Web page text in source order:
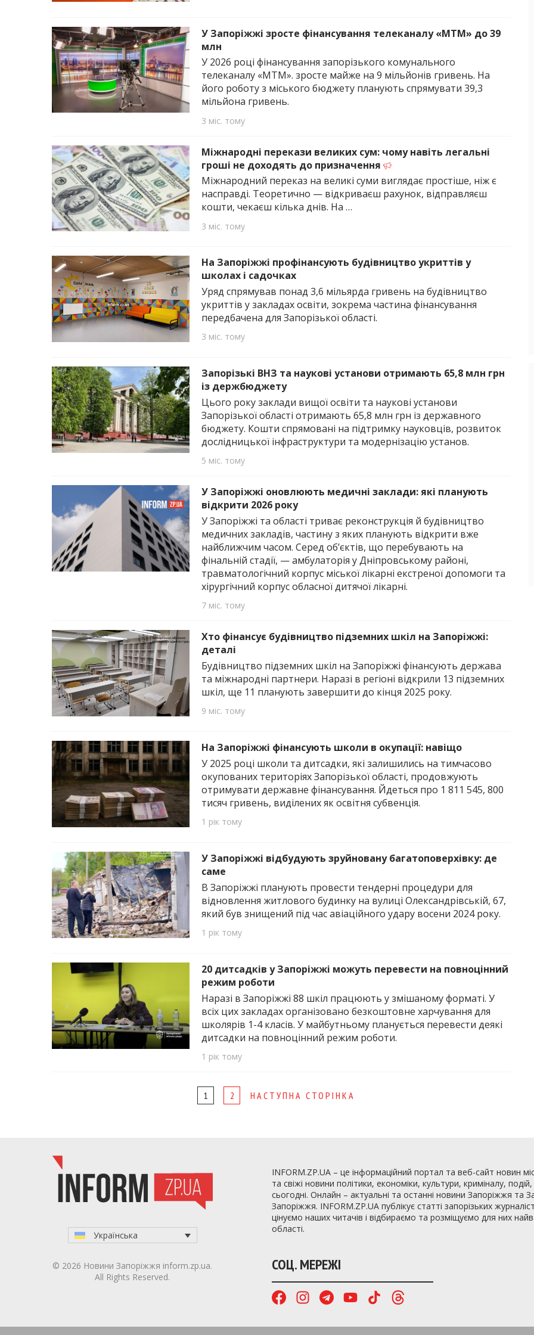
У Запоріжжі зросте фінансування телеканалу «МТМ» до 39
млн
У 2026 році фінансування запорізького комунального
телеканалу «МТМ». зросте майже на 9 мільйонів гривень. На
його роботу з міського бюджету планують спрямувати 39,3
мільйона гривень.
3 міс. тому
Міжнародні перекази великих сум: чому навіть легальні
гроші не доходять до призначення
Міжнародний переказ на великі суми виглядає простіше, ніж є
насправді. Теоретично — відкриваєш рахунок, відправляєш
кошти, чекаєш кілька днів. На …
3 міс. тому
На Запоріжжі профінансують будівництво укриттів у
школах і садочках
Уряд спрямував понад 3,6 мільярда гривень на будівництво
укриттів у закладах освіти, зокрема частина фінансування
передбачена для Запорізької області.
3 міс. тому
Запорізькі ВНЗ та наукові установи отримають 65,8 млн грн
із держбюджету
Цього року заклади вищої освіти та наукові установи
Запорізької області отримають 65,8 млн грн із державного
бюджету. Кошти спрямовані на підтримку науковців, розвиток
дослідницької інфраструктури та модернізацію установ.
5 міс. тому
У Запоріжжі оновлюють медичні заклади: які планують
відкрити 2026 року
У Запоріжжі та області триває реконструкція й будівництво
медичних закладів, частину з яких планують відкрити вже
найближчим часом. Серед об’єктів, що перебувають на
фінальній стадії, — амбулаторія у Дніпровському районі,
травматологічний корпус міської лікарні екстреної допомоги та
хірургічний корпус обласної дитячої лікарні.
7 міс. тому
Хто фінансує будівництво підземних шкіл на Запоріжжі:
деталі
Будівництво підземних шкіл на Запоріжжі фінансують держава
та міжнародні партнери. Наразі в регіоні відкрили 13 підземних
шкіл, ще 11 планують завершити до кінця 2025 року.
9 міс. тому
На Запоріжжі фінансують школи в окупації: навіщо
У 2025 році школи та дитсадки, які залишились на тимчасово
окупованих територіях Запорізької області, продовжують
отримувати державне фінансування. Йдеться про 1 811 545, 800
тисяч гривень, виділених як освітня субвенція.
1 рік тому
У Запоріжжі відбудують зруйновану багатоповерхівку: де
саме
В Запоріжжі планують провести тендерні процедури для
відновлення житлового будинку на вулиці Олександрівській, 67,
який був знищений під час авіаційного удару восени 2024 року.
1 рік тому
20 дитсадків у Запоріжжі можуть перевести на повноцінний
режим роботи
Наразі в Запоріжжі 88 шкіл працюють у змішаному форматі. У
всіх цих закладах організовано безкоштовне харчування для
школярів 1-4 класів. У майбутньому планується перевести деякі
дитсадки на повноцінний режим роботи.
1 рік тому
1 2 НАСТУПНА СТОРІНКА
INFORM.ZP.UA – це інформаційний портал та веб-сайт новин
та свіжі новини політики, економіки, культури, криміналу,
сьогодні. Онлайн – актуальні та останні новини Запоріжжя та
Запоріжжя. INFORM.ZP.UA публікує статті запорізьких
цінуємо наших читачів і відбираємо та розміщуємо для них
області.
СОЦ. МЕРЕЖІ
Українська
© 2026 Новини Запоріжжя inform.zp.ua.
All Rights Reserved.